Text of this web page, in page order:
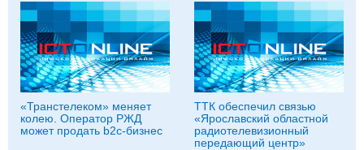
«Транстелеком» меняет
колею. Оператор РЖД
может продать b2c-бизнес
ТТК обеспечил связью
«Ярославский областной
радиотелевизионный
передающий центр»